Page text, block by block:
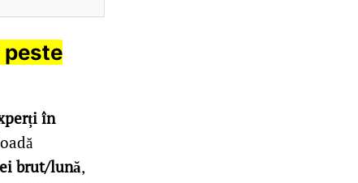
peste
în
brut/lună,